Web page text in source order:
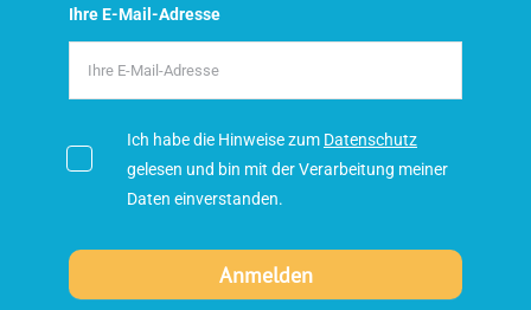
Ihre E-Mail-Adresse
Ich habe die Hinweise zum Datenschutz
gelesen und bin mit der Verarbeitung meiner
Daten einverstanden.